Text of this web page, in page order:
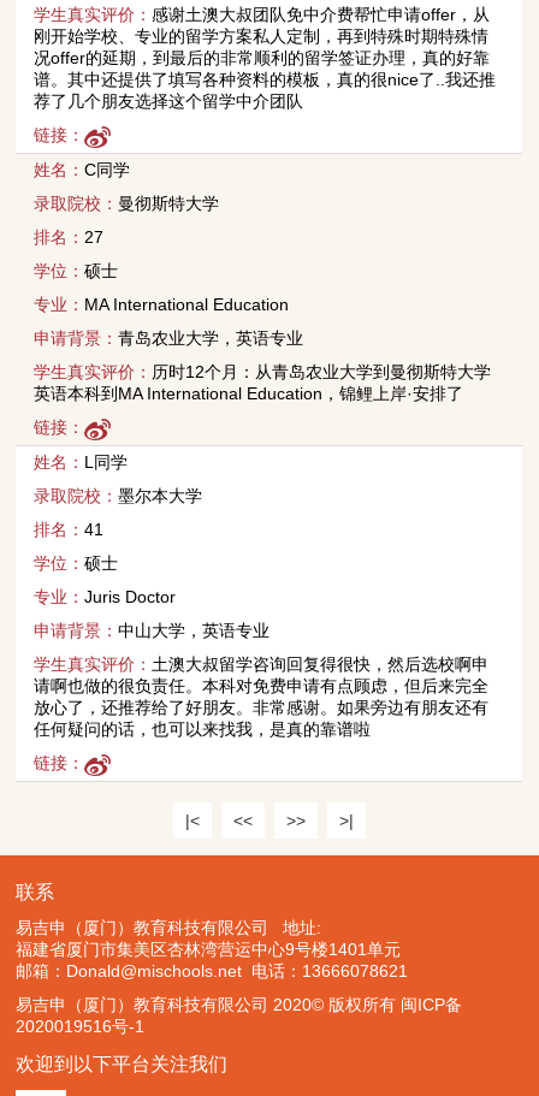
学生真实评价：感谢土澳大叔团队免中介费帮忙申请offer，从
刚开始学校、专业的留学方案私人定制，再到特殊时期特殊情
况offer的延期，到最后的非常顺利的留学签证办理，真的好靠
谱。其中还提供了填写各种资料的模板，真的很nice了..我还推
荐了几个朋友选择这个留学中介团队
链接：
姓名：C同学
录取院校： 曼彻斯特大学
排名：27
学位：硕士
专业： MA International Education
申请背景：青岛农业大学，英语专业
学生真实评价： 历时12个月：从青岛农业大学到曼彻斯特大学
英语本科到MA International Education，锦鲤上岸·安排了
链接：
姓名： L同学
录取院校：墨尔本大学
排名：41
学位：硕士
专业：Juris Doctor
申请背景：中山大学，英语专业
学生真实评价：土澳大叔留学咨询回复得很快，然后选校啊申
请啊也做的很负责任。本科对免费申请有点顾虑，但后来完全
放心了，还推荐给了好朋友。非常感谢。如果旁边有朋友还有
任何疑问的话，也可以来找我，是真的靠谱啦
链接：
|< << >> >|
联系
易吉申（厦门）教育科技有限公司 地址:
福建省厦门市集美区杏林湾营运中心9号楼1401单元
邮箱：Donald@mischools.net 电话：13666078621
易吉申（厦门）教育科技有限公司 2020© 版权所有 闽ICP备
2020019516号-1
欢迎到以下平台关注我们